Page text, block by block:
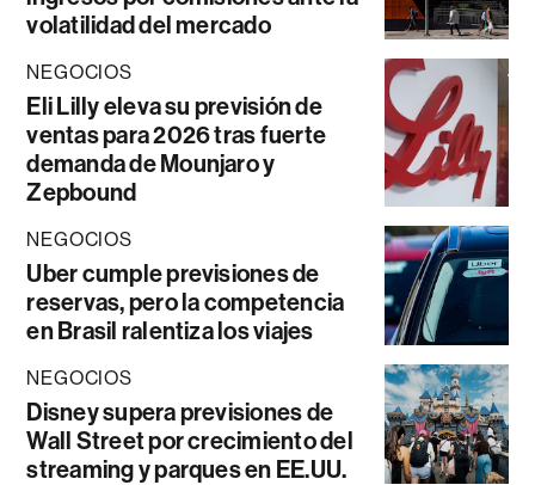
volatilidad del mercado
NEGOCIOS
Eli Lilly eleva su previsión de
ventas para 2026 tras fuerte
demanda de Mounjaro y
Zepbound
NEGOCIOS
Uber cumple previsiones de
reservas, pero la competencia
en Brasil ralentiza los viajes
NEGOCIOS
Disney supera previsiones de
Wall Street por crecimiento del
streaming y parques en EE.UU.